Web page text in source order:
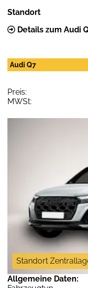
Standort
Details zum Audi
Audi Q7
Preis:
MWSt:
Standort
Allgemeine Daten: